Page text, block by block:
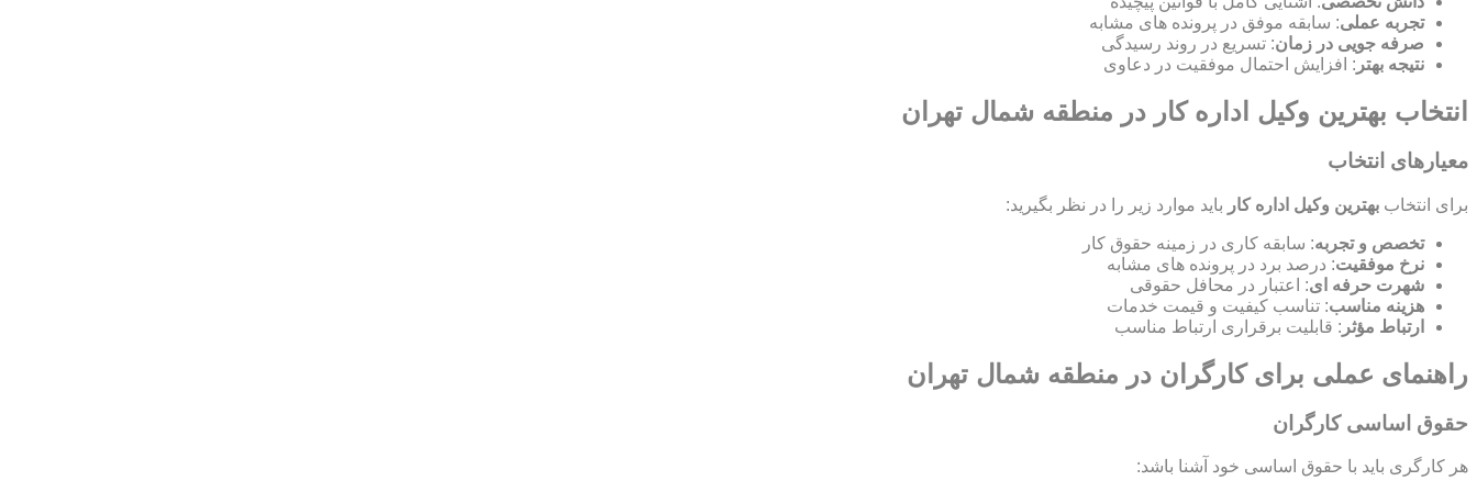
تجربه عملی: سابقه موفق در پرونده های مشابه
صرفه جویی در زمان: تسریع در روند رسیدگی
نتیجه بهتر : افزایش احتمال موفقیت در دعاوی
انتخاب بهترین وکیل اداره کار در منطقه شمال تهران
معیارهای انتخاب
برای انتخاب بهترین وکیل اداره کار باید موارد زیر را در نظر بگیرید:
تخصص و تجربه: سابقه کاری در زمینه حقوق کار
نرخ موفقیت: درصد برد در پرونده های مشابه
شهرت حرفه ای: اعتبار در محافل حقوقی
هزینه مناسب: تناسب کیفیت و قیمت خدمات
ارتباط مؤثر : قابلیت برقراری ارتباط مناسب
راهنمای عملی برای کارگران در منطقه شمال تهران
حقوق اساسی کارگران
هر کارگری باید با حقوق اساسی خود آشنا باشد: